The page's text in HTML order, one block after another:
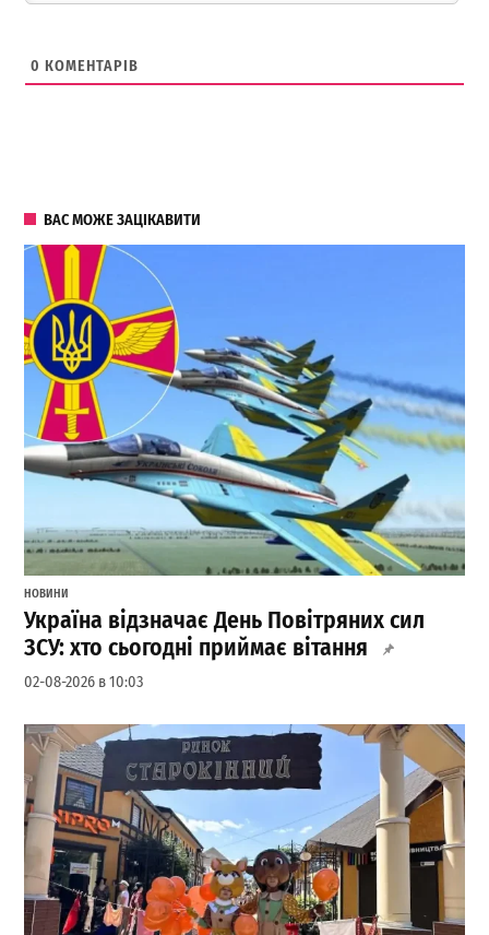
0 КОМЕНТАРІВ
ВАС МОЖЕ ЗАЦІКАВИТИ
НОВИНИ
Україна відзначає День Повітряних сил
ЗСУ: хто сьогодні приймає вітання
02-08-2026 в 10:03